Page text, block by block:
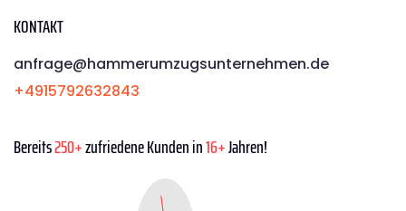
KONTAKT
anfrage@hammerumzugsunternehmen.de
+4915792632843
Bereits250+zufriedene Kunden in16+Jahren!